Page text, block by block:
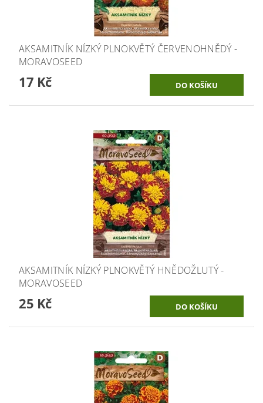
AKSAMITNÍK NÍZKÝ PLNOKVĚTÝ ČERVENOHNĚDÝ -
MORAVOSEED
17 Kč
AKSAMITNÍK NÍZKÝ PLNOKVĚTÝ HNĚDOŽLUTÝ -
MORAVOSEED
25 Kč